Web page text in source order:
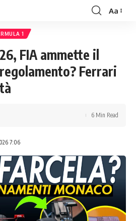
Font
Aa
1
FIA ammette il
Ferrari
7:06
6 Min Read